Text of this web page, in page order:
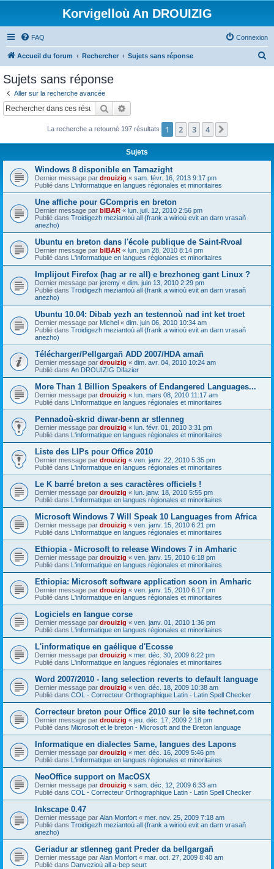
Korvigelloù An DROUIZIG
FAQ Connexion
Accueil du forum Rechercher Sujets sans réponse
c
Sujets sans réponse
Aller sur la recherche avancée
Rechercher
La recherche a retourné 197 résultats 1 2 3 4
Sujets
Windows 8 disponible en Tamazight
Dernier message par drouizig « sam. févr. 16, 2013 9:17 pm
Publié dans L'informatique en langues régionales et minoritaires
Une affiche pour GCompris en breton
Dernier message par bIBAR « lun. juil. 12, 2010 2:56 pm
Publié dans Troidigezh meziantoù all (frank a wirioù evit an darn vrasañ
anezho)
Ubuntu en breton dans l'école publique de Saint-Rvoal
Dernier message par bIBAR « lun. juin 28, 2010 8:14 pm
Publié dans L'informatique en langues régionales et minoritaires
Implijout Firefox (hag ar re all) e brezhoneg gant Linux ?
Dernier message par jeremy « dim. juin 13, 2010 2:29 pm
Publié dans Troidigezh meziantoù all (frank a wirioù evit an darn vrasañ
anezho)
Ubuntu 10.04: Dibab yezh an testennoù nad int ket troet
Dernier message par Michel « dim. juin 06, 2010 10:34 am
Publié dans Troidigezh meziantoù all (frank a wirioù evit an darn vrasañ
anezho)
Télécharger/Pellgargañ ADD 2007/HDA amañ
Dernier message par drouizig « dim. avr. 04, 2010 10:24 am
Publié dans An DROUIZIG Difazier
More Than 1 Billion Speakers of Endangered Languages...
Dernier message par drouizig « lun. mars 08, 2010 11:17 am
Publié dans L'informatique en langues régionales et minoritaires
Pennadoù-skrid diwar-benn ar stlenneg
Dernier message par drouizig « lun. févr. 01, 2010 3:31 pm
Publié dans L'informatique en langues régionales et minoritaires
Liste des LIPs pour Office 2010
Dernier message par drouizig « ven. janv. 22, 2010 5:35 pm
Publié dans L'informatique en langues régionales et minoritaires
Le K barré breton a ses caractères officiels !
Dernier message par drouizig « lun. janv. 18, 2010 5:55 pm
Publié dans L'informatique en langues régionales et minoritaires
Microsoft Windows 7 Will Speak 10 Languages from Africa
Dernier message par drouizig « ven. janv. 15, 2010 6:21 pm
Publié dans L'informatique en langues régionales et minoritaires
Ethiopia - Microsoft to release Windows 7 in Amharic
Dernier message par drouizig « ven. janv. 15, 2010 6:18 pm
Publié dans L'informatique en langues régionales et minoritaires
Ethiopia: Microsoft software application soon in Amharic
Dernier message par drouizig « ven. janv. 15, 2010 6:17 pm
Publié dans L'informatique en langues régionales et minoritaires
Logiciels en langue corse
Dernier message par drouizig « ven. janv. 01, 2010 1:36 pm
Publié dans L'informatique en langues régionales et minoritaires
L'informatique en gaélique d'Ecosse
Dernier message par drouizig « mer. déc. 30, 2009 6:22 pm
Publié dans L'informatique en langues régionales et minoritaires
Word 2007/2010 - lang selection reverts to default language
Dernier message par drouizig « ven. déc. 18, 2009 10:38 am
Publié dans COL - Correcteur Orthographique Latin - Latin Spell Checker
Correcteur breton pour Office 2010 sur le site technet.com
Dernier message par drouizig « jeu. déc. 17, 2009 2:18 pm
Publié dans Microsoft et le breton - Microsoft and the Breton language
Informatique en dialectes Same, langues des Lapons
Dernier message par drouizig « mer. déc. 16, 2009 5:46 pm
Publié dans L'informatique en langues régionales et minoritaires
NeoOffice support on MacOSX
Dernier message par drouizig « sam. déc. 12, 2009 6:33 am
Publié dans COL - Correcteur Orthographique Latin - Latin Spell Checker
Inkscape 0.47
Dernier message par Alan Monfort « mer. nov. 25, 2009 7:18 am
Publié dans Troidigezh meziantoù all (frank a wirioù evit an darn vrasañ
anezho)
Geriadur ar stlenneg gant Preder da bellgargañ
Dernier message par Alan Monfort « mar. oct. 27, 2009 8:40 am
Publié dans Danvezioù all a-bep seurt